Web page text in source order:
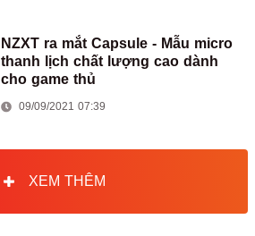
NZXT ra mắt Capsule - Mẫu micro
thanh lịch chất lượng cao dành
cho game thủ
09/09/2021 07:39
XEM THÊM